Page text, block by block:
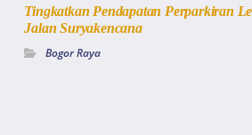
Tingkatkan Pendapatan Perparkiran
Jalan Suryakencana
Bogor Raya